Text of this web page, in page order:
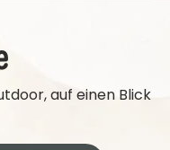
auf einen Blick